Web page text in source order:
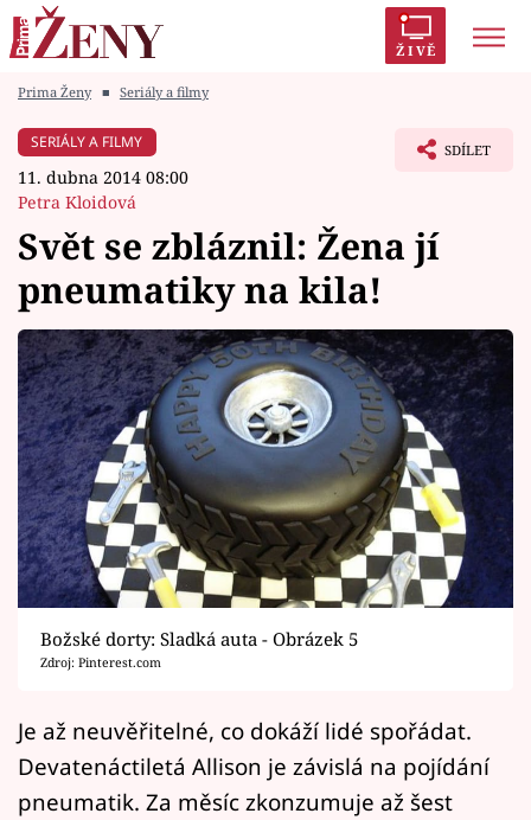
ŽIVĚ
Módní alarm
Témata
Celebrity
Vztahy
Seriály
Horoskopy
Sledujte prima+
Filmový festival Karlovy Vary
Mámy sobě
Prima Ženy ■ Seriály a filmy
SERIÁLY A FILMY
11. dubna 2014 08:00
Petra Kloidová
SDÍLET
Svět se zbláznil: Žena jí
pneumatiky na kila!
Božské dorty: Sladká auta - Obrázek 5
Zdroj: Pinterest.com
Je až neuvěřitelné, co dokáží lidé spořádat.
Devatenáctiletá Allison je závislá na pojídání
pneumatik. Za měsíc zkonzumuje až šest